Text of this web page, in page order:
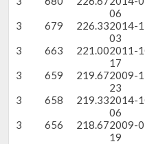
06
3
679 226.332014-
03
3
663 221.002011-
17
3
659 219.672009-
23
3
658 219.332014-
06
3
656 218.672009-
19